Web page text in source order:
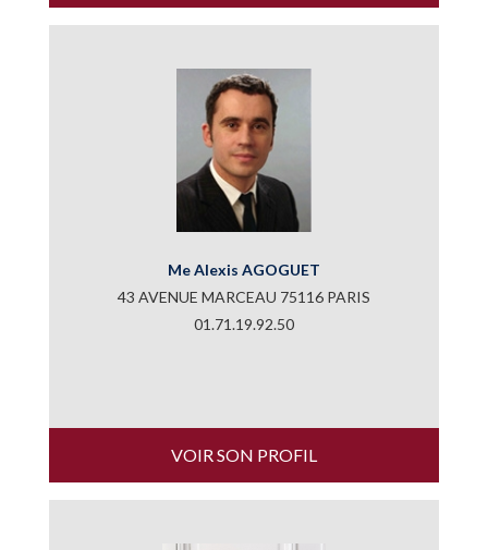
Me Alexis AGOGUET
43 AVENUE MARCEAU 75116 PARIS
01.71.19.92.50
VOIR SON PROFIL